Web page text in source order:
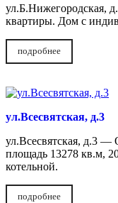
ул.Б.Нижегородская,
квартиры. Дом с
подробнее
ул.Всесвятская, д.3
ул.Всесвятская, д.3
площадь 13278 кв.м,
котельной.
подробнее